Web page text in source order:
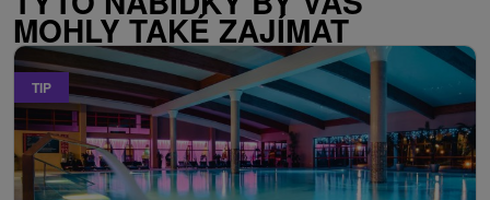
MOHLY TAKÉ ZAJÍMAT
TIP